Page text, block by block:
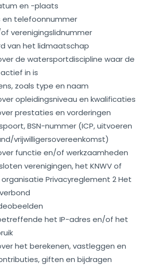
en -plaats
en telefoonnummer
verenigingslidnummer
van het lidmaatschap
de watersportdiscipline waar de
in is
zoals type en naam
opleidingsniveau en kwalificaties
prestaties en vorderingen
BSN-nummer (ICP, uitvoeren
vrijwilligersovereenkomst)
functie en/of werkzaamheden
verenigingen, het KNWV of
Privacyreglement 2 Het
het IP-adres en/of het
het berekenen, vastleggen en
giften en bijdragen